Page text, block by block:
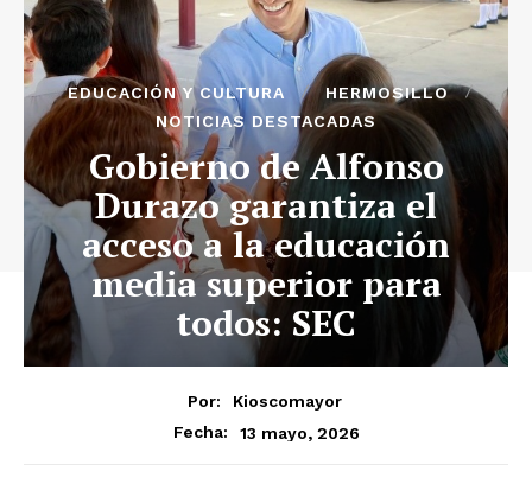
EDUCACIÓN Y CULTURA
HERMOSILLO
NOTICIAS DESTACADAS
Gobierno de Alfonso
Durazo garantiza el
acceso a la educación
media superior para
todos: SEC
Por:
Kioscomayor
Fecha:
13 mayo, 2026